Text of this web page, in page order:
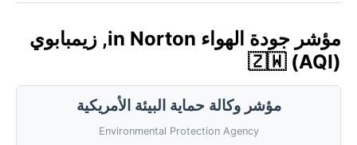
مؤشر جودة الهواء in Norton, زيمبابوي
🇿🇼 (AQI)
مؤشر وكالة حماية البيئة الأمريكية
Environmental Protection Agency